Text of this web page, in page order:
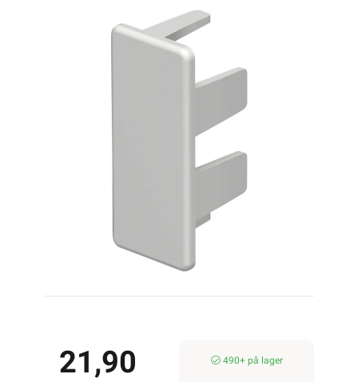
21,90 490+ på lager